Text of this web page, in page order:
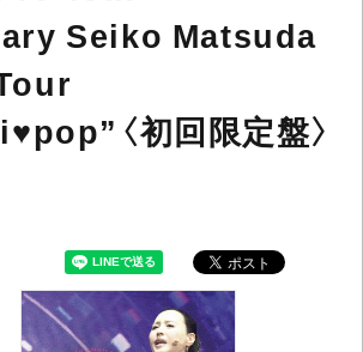
Seiko Matsuda
〈初回限定盤〉